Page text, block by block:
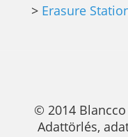
> Erasure
© 2014
Adattörlés,